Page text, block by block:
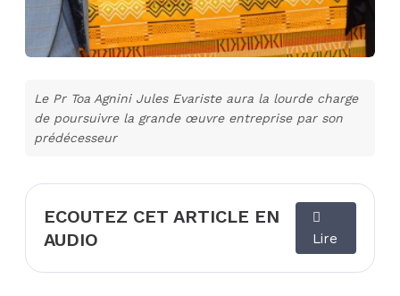
Le Pr Toa Agnini Jules Evariste aura la lourde charge
de poursuivre la grande œuvre entreprise par son
prédécesseur
ECOUTEZ CET ARTICLE EN
AUDIO
Lire